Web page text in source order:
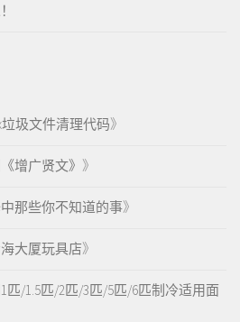
垃圾文件清理代码》
增广贤文》 》
那些你不知道的事》
大厦玩具店》
匹/1.5匹/2匹/3匹/5匹/6匹制冷适用面